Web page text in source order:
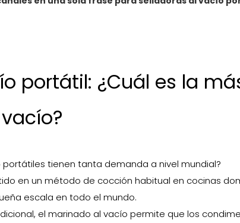
portátil: ¿Cuál es la
portátiles tienen tanta demanda a nivel mundial?
en un método de cocción habitual en cocinas
escala en todo el mundo.
el marinado al vacío permite que los